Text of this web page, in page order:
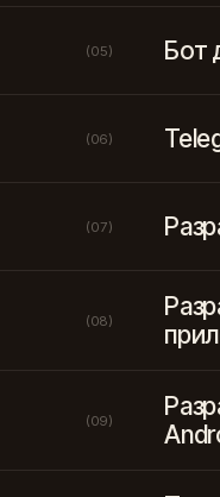
(05) Бот
(06)
(07)
(08)
(09)